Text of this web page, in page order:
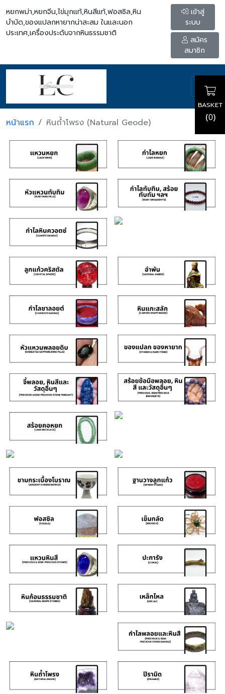
หยกพม่า,หยกจีน,ไข่มุกแท้,หินสีแท้,ฟอสซิล,หิน
บำบัด,ของแปลกหายากน่าสะสม ในและนอก
ประเทศ,เครื่องประดับจากหินธรรมชาติ
เข้าสู่
ระบบ
สมัคร
สมาชิก
BASKET
(0)
หน้าแรก หินถ้ำโพรง (Natural Geode)